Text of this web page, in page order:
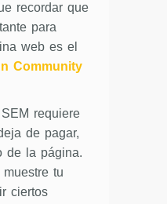
recordar que
para
web es el
Community
requiere
de pagar,
de la página.
tu
ciertos